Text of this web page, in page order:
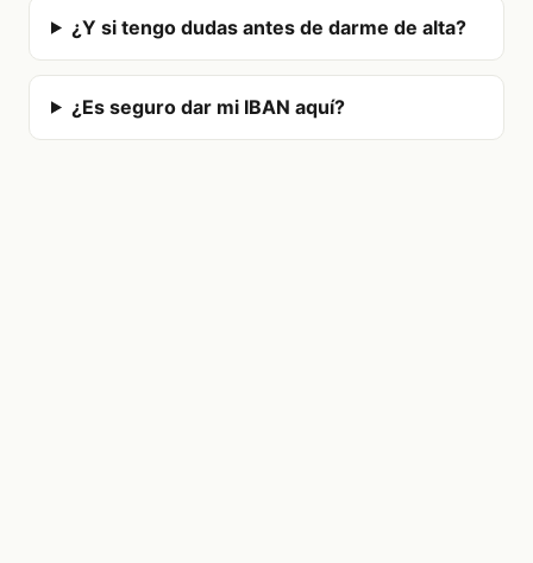
¿Y si tengo dudas antes de darme de alta?
¿Es seguro dar mi IBAN aquí?